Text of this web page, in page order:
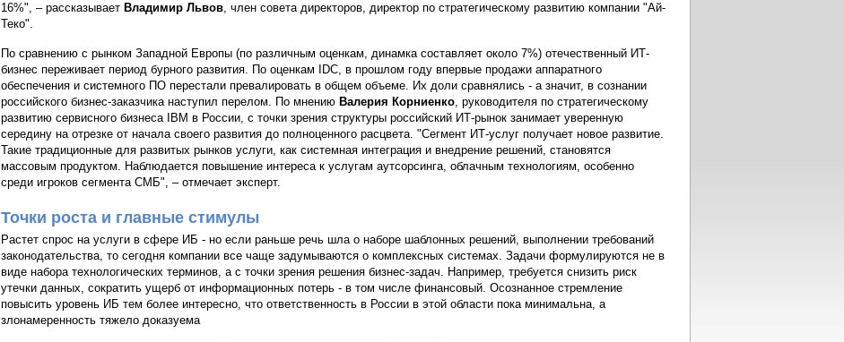
16%", – рассказывает Владимир Львов, член совета директоров, директор по стратегическому развитию компании "Ай-
Теко".
По сравнению с рынком Западной Европы (по различным оценкам, динамка составляет около 7%) отечественный ИТ-
бизнес переживает период бурного развития. По оценкам IDC, в прошлом году впервые продажи аппаратного
обеспечения и системного ПО перестали превалировать в общем объеме. Их доли сравнялись - а значит, в сознании
российского бизнес-заказчика наступил перелом. По мнению Валерия Корниенко, руководителя по стратегическому
развитию сервисного бизнеса IBM в России, с точки зрения структуры российский ИТ-рынок занимает уверенную
середину на отрезке от начала своего развития до полноценного расцвета. "Сегмент ИТ-услуг получает новое развитие.
Такие традиционные для развитых рынков услуги, как системная интеграция и внедрение решений, становятся
массовым продуктом. Наблюдается повышение интереса к услугам аутсорсинга, облачным технологиям, особенно
среди игроков сегмента СМБ", – отмечает эксперт.
Точки роста и главные стимулы
Растет спрос на услуги в сфере ИБ - но если раньше речь шла о наборе шаблонных решений, выполнении требований
законодательства, то сегодня компании все чаще задумываются о комплексных системах. Задачи формулируются не в
виде набора технологических терминов, а с точки зрения решения бизнес-задач. Например, требуется снизить риск
утечки данных, сократить ущерб от информационных потерь - в том числе финансовый. Осознанное стремление
повысить уровень ИБ тем более интересно, что ответственность в России в этой области пока минимальна, а
злонамеренность тяжело доказуема